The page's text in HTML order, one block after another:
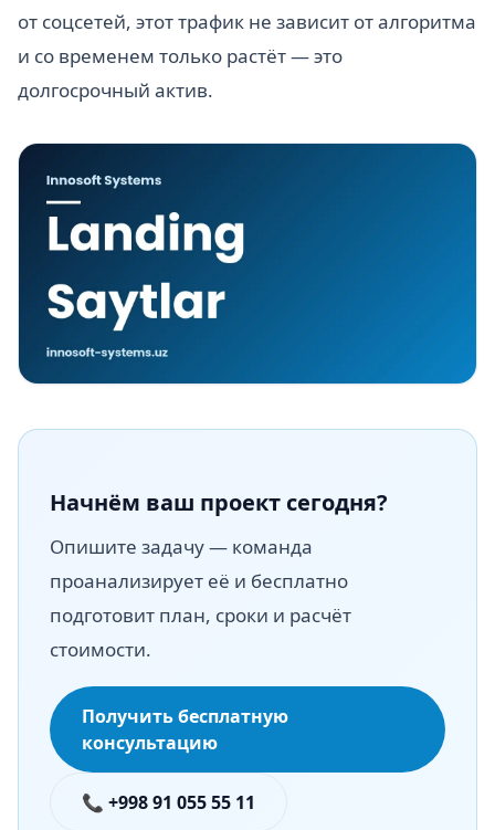
от соцсетей, этот трафик не зависит от алгоритма
и со временем только растёт — это
долгосрочный актив.
Начнём ваш проект сегодня?
Опишите задачу — команда
проанализирует её и бесплатно
подготовит план, сроки и расчёт
стоимости.
Получить бесплатную
консультацию
📞 +998 91 055 55 11